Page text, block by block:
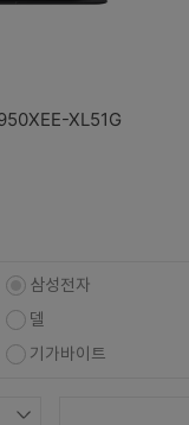
키보드
XL51G
삼성전자
델
기가바이트